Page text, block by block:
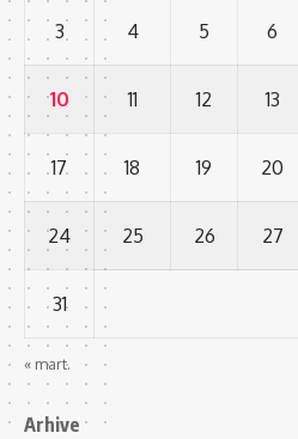
3 4 5 6
10 11 12 13
17 18 19 20
24 25 26 27
31
« mart.
Arhive